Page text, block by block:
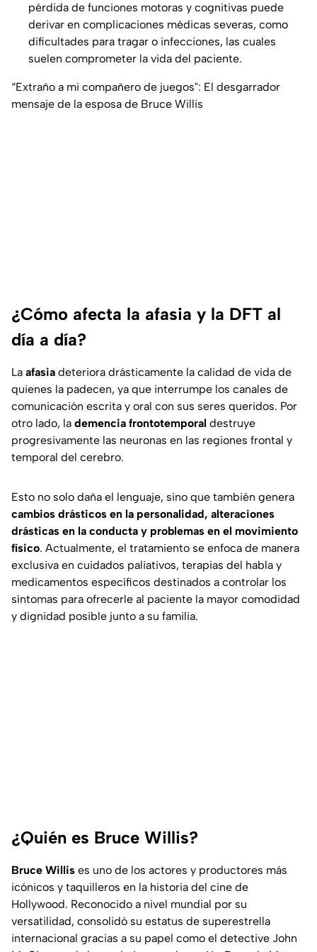
pérdida de funciones motoras y cognitivas puede
derivar en complicaciones médicas severas, como
dificultades para tragar o infecciones, las cuales
suelen comprometer la vida del paciente.
“Extraño a mi compañero de juegos": El desgarrador
mensaje de la esposa de Bruce Willis
¿Cómo afecta la afasia y la DFT al
día a día?
La afasia deteriora drásticamente la calidad de vida de
quienes la padecen, ya que interrumpe los canales de
comunicación escrita y oral con sus seres queridos. Por
otro lado, la demencia frontotemporal destruye
progresivamente las neuronas en las regiones frontal y
temporal del cerebro.
Esto no solo daña el lenguaje, sino que también genera
cambios drásticos en la personalidad, alteraciones
drásticas en la conducta y problemas en el movimiento
físico. Actualmente, el tratamiento se enfoca de manera
exclusiva en cuidados paliativos, terapias del habla y
medicamentos específicos destinados a controlar los
síntomas para ofrecerle al paciente la mayor comodidad
y dignidad posible junto a su familia.
¿Quién es Bruce Willis?
Bruce Willis es uno de los actores y productores más
icónicos y taquilleros en la historia del cine de
Hollywood. Reconocido a nivel mundial por su
versatilidad, consolidó su estatus de superestrella
internacional gracias a su papel como el detective John